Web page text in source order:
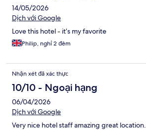
14/05/2026
Dịch với Google
Love this hotel - it’s my favorite
Philip, nghỉ 2 đêm
Nhận xét đã xác thực
10/10 - Ngoại hạng
06/04/2026
Dịch với Google
Very nice hotel staff amazing great location.